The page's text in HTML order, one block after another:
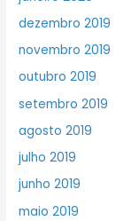
dezembro 2019
novembro 2019
outubro 2019
setembro 2019
agosto 2019
julho 2019
junho 2019
maio 2019